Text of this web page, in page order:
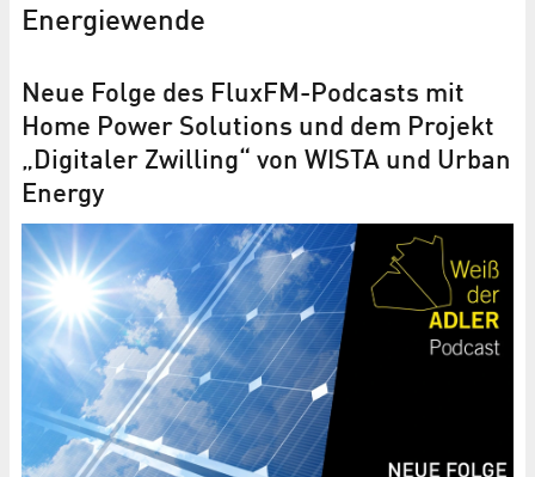
Energiewende
Neue Folge des FluxFM-Podcasts mit
Home Power Solutions und dem Projekt
„Digitaler Zwilling“ von WISTA und Urban
Energy